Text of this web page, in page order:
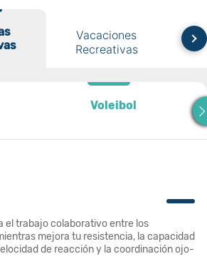
Vacaciones
Recreativas
Voleibol
Voleibol
el trabajo colaborativo entre los
mejora tu resistencia, la capacidad
de reacción y la coordinación ojo-